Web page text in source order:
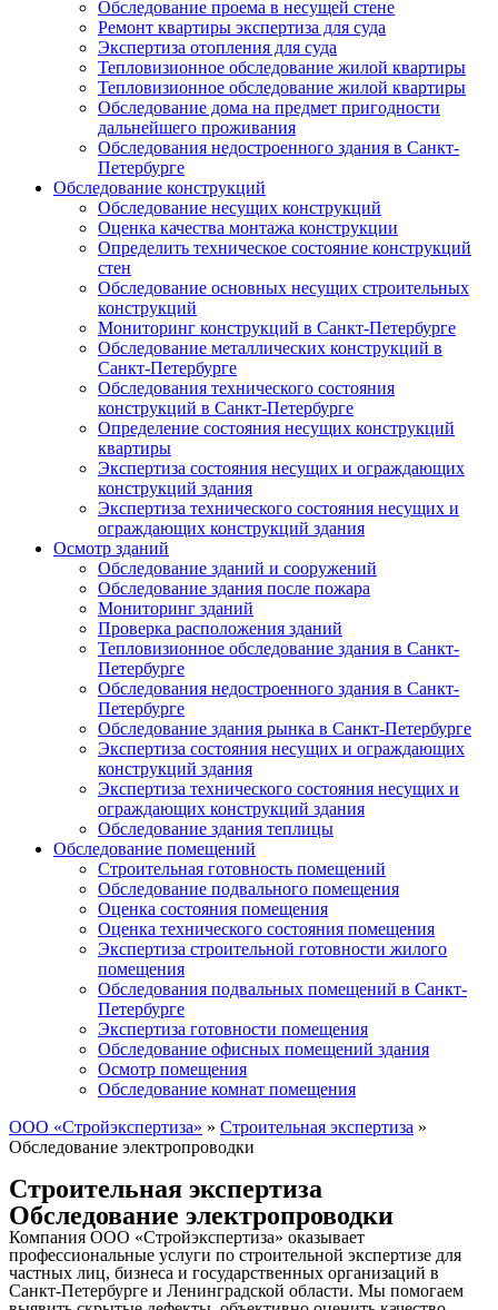
Обследование проема в несущей стене
Ремонт квартиры экспертиза для суда
Экспертиза отопления для суда
Тепловизионное обследование жилой квартиры
Тепловизионное обследование жилой квартиры
Обследование дома на предмет пригодности
дальнейшего проживания
Обследования недостроенного здания в Санкт-
Петербурге
Обследование конструкций
Обследование несущих конструкций
Оценка качества монтажа конструкции
Определить техническое состояние конструкций
стен
Обследование основных несущих строительных
конструкций
Мониторинг конструкций в Санкт-Петербурге
Обследование металлических конструкций в
Санкт-Петербурге
Обследования технического состояния
конструкций в Санкт-Петербурге
Определение состояния несущих конструкций
квартиры
Экспертиза состояния несущих и ограждающих
конструкций здания
Экспертиза технического состояния несущих и
ограждающих конструкций здания
Осмотр зданий
Обследование зданий и сооружений
Обследование здания после пожара
Мониторинг зданий
Проверка расположения зданий
Тепловизионное обследование здания в Санкт-
Петербурге
Обследования недостроенного здания в Санкт-
Петербурге
Обследование здания рынка в Санкт-Петербурге
Экспертиза состояния несущих и ограждающих
конструкций здания
Экспертиза технического состояния несущих и
ограждающих конструкций здания
Обследование здания теплицы
Обследование помещений
Строительная готовность помещений
Обследование подвального помещения
Оценка состояния помещения
Оценка технического состояния помещения
Экспертиза строительной готовности жилого
помещения
Обследования подвальных помещений в Санкт-
Петербурге
Экспертиза готовности помещения
Обследование офисных помещений здания
Осмотр помещения
Обследование комнат помещения
ООО «Стройэкспертиза» » Строительная экспертиза »
Обследование электропроводки
Строительная экспертиза
Обследование электропроводки
Компания ООО «Стройэкспертиза» оказывает
профессиональные услуги по строительной экспертизе для
частных лиц, бизнеса и государственных организаций в
Санкт-Петербурге и Ленинградской области. Мы помогаем